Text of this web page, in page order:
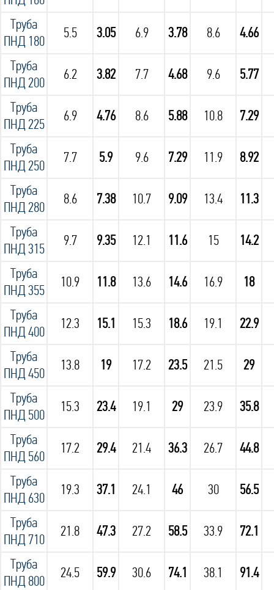
Труба
ПНД 180
5.5 3.05 6.9 3.78 8.6 4.66
Труба
ПНД 200
6.2 3.82 7.7 4.68 9.6 5.77
Труба
ПНД 225
6.9 4.76 8.6 5.88 10.8 7.29
Труба
ПНД 250
7.7 5.9 9.6 7.29 11.9 8.92
Труба
ПНД 280
8.6 7.38 10.7 9.09 13.4 11.3
Труба
ПНД 315
9.7 9.35 12.1 11.6 15 14.2
Труба
ПНД 355
10.9 11.8 13.6 14.6 16.9 18
Труба
ПНД 400
12.3 15.1 15.3 18.6 19.1 22.9
Труба
ПНД 450
13.8 19 17.2 23.5 21.5 29
Труба
ПНД 500
15.3 23.4 19.1 29 23.9 35.8
Труба
ПНД 560
17.2 29.4 21.4 36.3 26.7 44.8
Труба
ПНД 630
19.3 37.1 24.1 46 30 56.5
Труба
ПНД 710
21.8 47.3 27.2 58.5 33.9 72.1
Труба
ПНД 800
24.5 59.9 30.6 74.1 38.1 91.4